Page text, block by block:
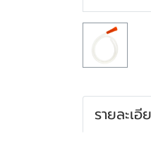
รายละเ